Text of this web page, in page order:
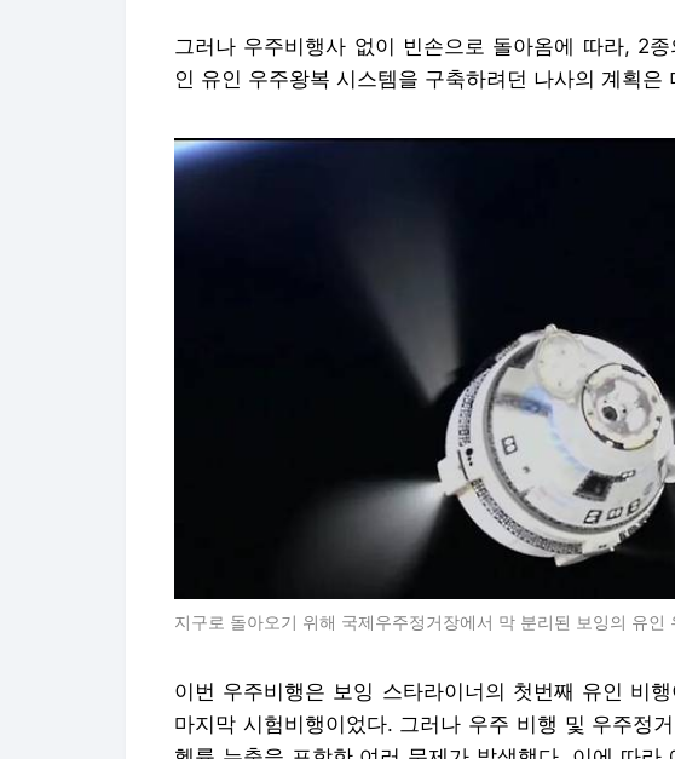
그러나 우주비행사 없이 빈손으로 돌아옴에 따라, 2
인 유인 우주왕복 시스템을 구축하려던 나사의 계획은
지구로 돌아오기 위해 국제우주정거장에서 막 분리된 보잉의 유인
이번 우주비행은 보잉 스타라이너의 첫번째 유인 비
마지막 시험비행이었다. 그러나 우주 비행 및 우주정